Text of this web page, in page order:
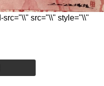
src="\\" style="\\"